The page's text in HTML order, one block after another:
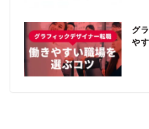
グ
や